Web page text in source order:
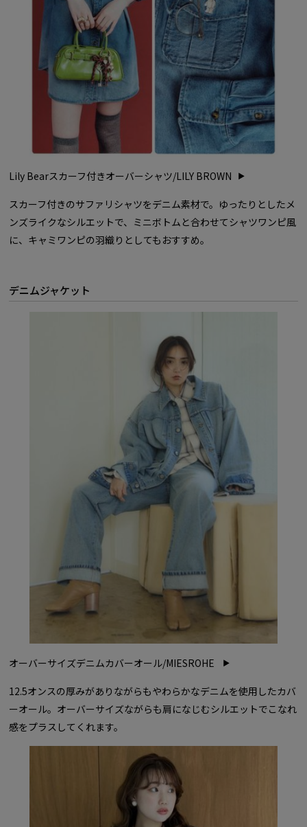
Lily Bearスカーフ付きオーバーシャツ/LILY BROWN
スカーフ付きのサファリシャツをデニム素材で。ゆったりとしたメ
ンズライクなシルエットで、ミニボトムと合わせてシャツワンピ風
に、キャミワンピの羽織りとしてもおすすめ。
デニムジャケット
オーバーサイズデニムカバーオール/MIESROHE
12.5オンスの厚みがありながらもやわらかなデニムを使用したカバ
ーオール。オーバーサイズながらも肩になじむシルエットでこなれ
感をプラスしてくれます。